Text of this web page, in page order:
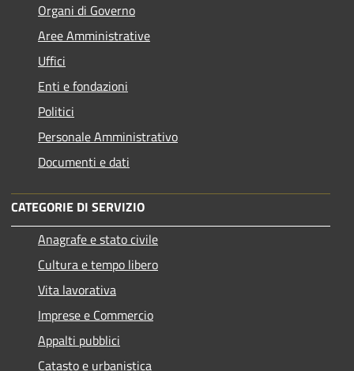
Organi di Governo
Aree Amministrative
Uffici
Enti e fondazioni
Politici
Personale Amministrativo
Documenti e dati
CATEGORIE DI SERVIZIO
Anagrafe e stato civile
Cultura e tempo libero
Vita lavorativa
Imprese e Commercio
Appalti pubblici
Catasto e urbanistica